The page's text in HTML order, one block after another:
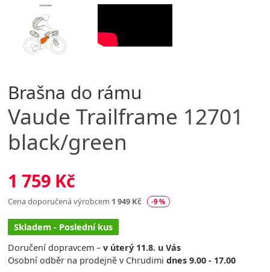
Brašna do rámu
Vaude Trailframe 12701
black/green
1 759 Kč
Cena doporučená výrobcem 1 949 Kč -9 %
Skladem - Poslední kus
Doručení dopravcem – v úterý 11.8. u Vás
Osobní odběr na prodejně v Chrudimi dnes 9.00 - 17.00